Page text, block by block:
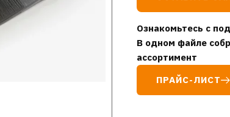
Ознакомьтесь с
В одном файле
ассортимент
ПРАЙС-ЛИСТ